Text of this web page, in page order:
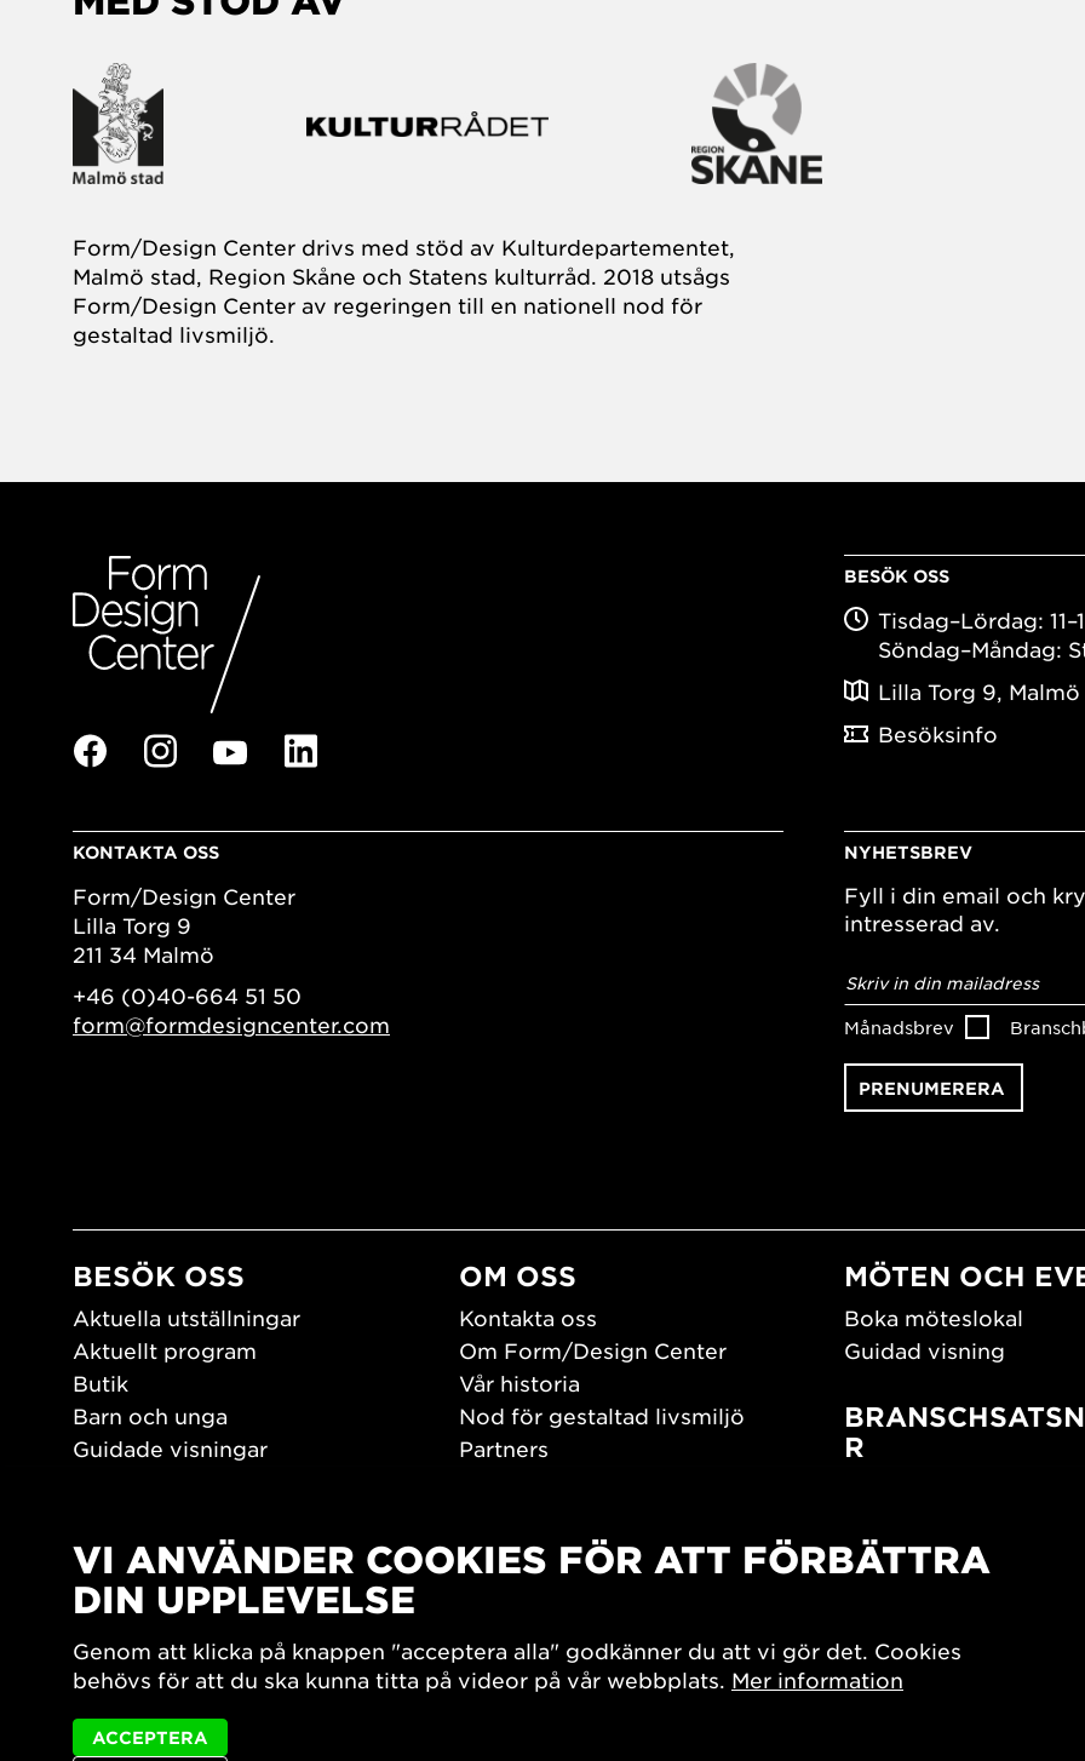
Form/Design Center drivs med stöd av Kulturdepartementet,
Malmö stad, Region Skåne och Statens kulturråd. 2018 utsågs
Form/Design Center av regeringen till en nationell nod för
gestaltad livsmiljö.
BESÖK OSS
Tisdag–Lördag:
Söndag–Måndag:
Lilla Torg 9, Malmö
Besöksinfo
KONTAKTA OSS
Form/Design Center
Lilla Torg 9
211 34 Malmö
+46 (0)40-664 51 50
form@formdesigncenter.com
NYHETSBREV
Fyll i din email och
intresserad av.
postadress*
Månadsbrev
BESÖK OSS
Aktuella utställningar
Aktuellt program
Butik
Barn och unga
Guidade visningar
Öppettider
OM OSS
Kontakta oss
Om Form/Design Center
Vår historia
Nod för gestaltad livsmiljö
Partners
PLAY
Filmarkiv
MÖTEN OCH
Boka möteslokal
Guidad visning
R
Southern Sweden
Arkitekturdagarna
7x Konsthantverk
VI ANVÄNDER COOKIES FÖR ATT FÖRBÄTTRA
DIN UPPLEVELSE
Genom att klicka på knappen "acceptera alla" godkänner du att vi gör det. Cookies
behövs för att du ska kunna titta på videor på vår webbplats. Mer information
ACCEPTERA